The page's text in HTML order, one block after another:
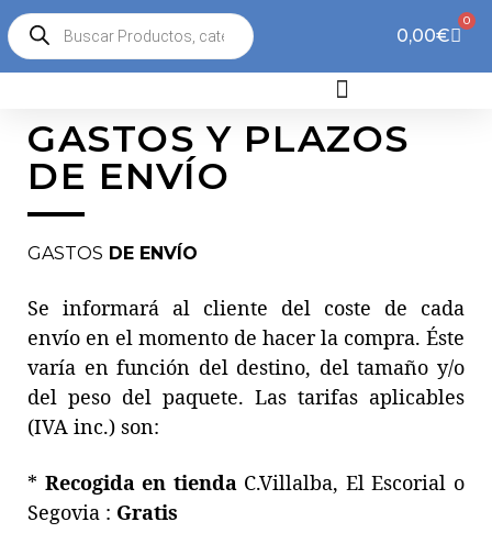
0,00€
0
GASTOS Y PLAZOS
DE ENVÍO
GASTOS DE ENVÍO
Se informará al cliente del coste de cada
envío en el momento de hacer la compra. Éste
varía en función del destino, del tamaño y/o
del peso del paquete. Las tarifas aplicables
(IVA inc.) son:
* Recogida en tienda C.Villalba, El Escorial o
Segovia : Gratis